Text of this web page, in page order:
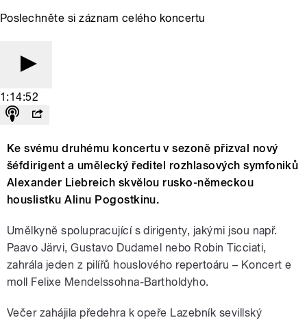
Poslechněte si záznam celého koncertu
1:14:52
Ke svému druhému koncertu v sezoně přizval nový
šéfdirigent a umělecký ředitel rozhlasových symfoniků
Alexander Liebreich skvělou rusko-německou
houslistku Alinu Pogostkinu.
Umělkyně spolupracující s dirigenty, jakými jsou např.
Paavo Järvi, Gustavo Dudamel nebo Robin Ticciati,
zahrála jeden z pilířů houslového repertoáru – Koncert e
moll Felixe Mendelssohna-Bartholdyho.
Večer zahájila předehra k opeře Lazebník sevillský